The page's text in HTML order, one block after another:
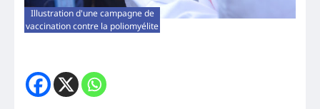
Illustration d'une campagne de
vaccination contre la poliomyélite